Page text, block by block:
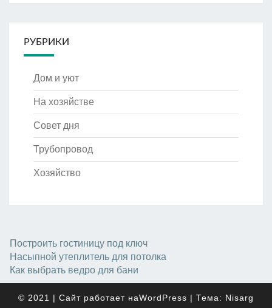
РУБРИКИ
Дом и уют
На хозяйстве
Совет дня
Трубопровод
Хозяйство
Построить гостиницу под ключ
Насыпной утеплитель для потолка
Как выбрать ведро для бани
© 2021 | Сайт работает наWordPress | Тема: Nisarg